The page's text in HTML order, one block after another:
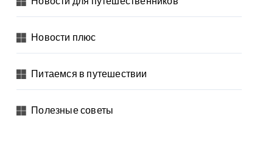
Новости плюс
Питаемся в путешествии
Полезные советы